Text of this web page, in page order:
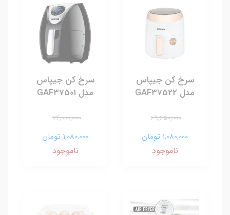
سرخ کن جیپاس
مدل GAF37522
69,650,000
1,080,000 تومان
ناموجود
سرخ کن جیپاس
مدل GAF37501
74,000,000
1,080,000 تومان
ناموجود